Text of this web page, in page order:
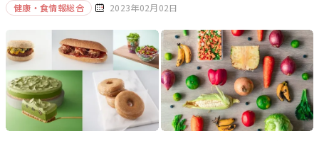
健康・食情報総合 2023年02月02日